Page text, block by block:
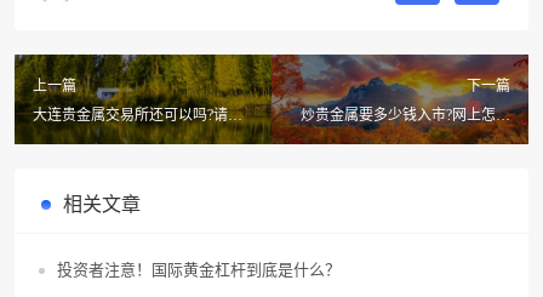
上一篇
大连贵金属交易所还可以吗?请教
大连贵金属交易所正规吗
下一篇
炒贵金属要多少钱入市?网上怎么
炒贵金属?
相关文章
投资者注意！国际黄金杠杆到底是什么？